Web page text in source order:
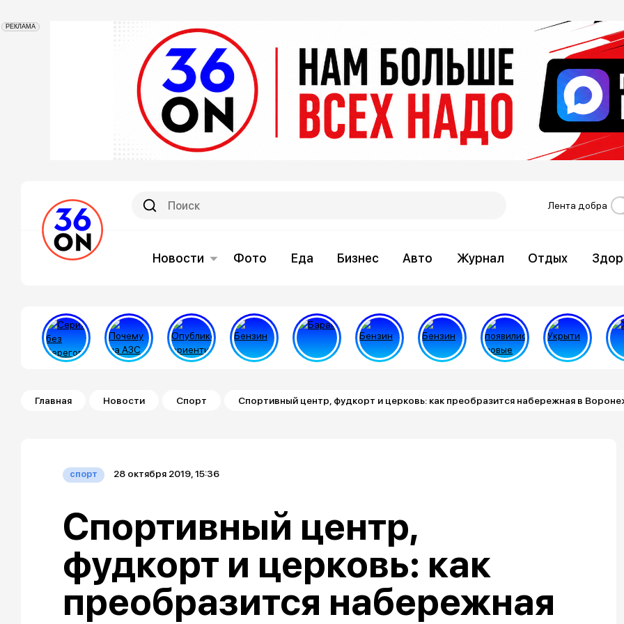
РЕКЛАМА
Лента добра
Новости Фото Еда Бизнес Авто Журнал Отдых
Строка навигации
Главная Новости Спорт Спортивный центр, фудкорт и церковь: как преобразится набережная в
спорт 28 октября 2019, 15:36
Спортивный центр,
фудкорт и церковь: как
преобразится набережная